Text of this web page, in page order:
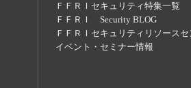
ＦＦＲＩセキュリティ特集一覧
ＦＦＲＩ Security BLOG
ＦＦＲＩセキュリティリソース
イベント・セミナー情報